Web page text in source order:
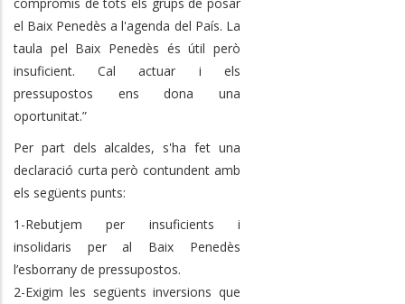
el Baix Penedès a l'agenda del País. La
taula pel Baix Penedès és útil però
insuficient. Cal actuar i els
pressupostos ens dona una
oportunitat.”
Per part dels alcaldes, s'ha fet una
declaració curta però contundent amb
els següents punts:
1-Rebutjem per insuficients i
insolidaris per al Baix Penedès
l’esborrany de pressupostos.
2-Exigim les següents inversions que